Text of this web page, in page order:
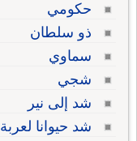
حكومي
ذو سلطان
سماوي
شجي
شد إلى نير
شد حيوانا لعربة